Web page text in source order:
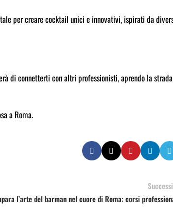
per creare cocktail unici e innovativi, ispirati da
di connetterti con altri professionisti, aprendo la
a Roma.
l’arte del barman nel cuore di Roma: corsi